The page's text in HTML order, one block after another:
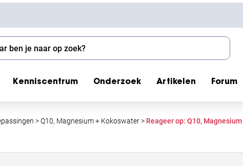
Kenniscentrum Onderzoek Artikelen Forum
>Q10, Magnesium + Kokoswater> Reageer op: Q10,